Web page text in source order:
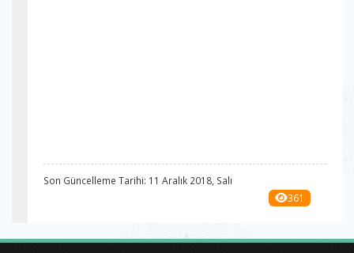
Son Güncelleme Tarihi: 11 Aralık 2018, Salı
361